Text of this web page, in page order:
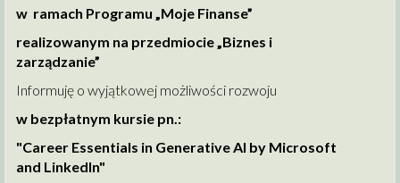
w ramach Programu „Moje Finanse”
realizowanym na przedmiocie „Biznes i
zarządzanie”
Informuję o wyjątkowej możliwości rozwoju
w bezpłatnym kursie pn.:
"Career Essentials in Generative AI by Microsoft
and LinkedIn"